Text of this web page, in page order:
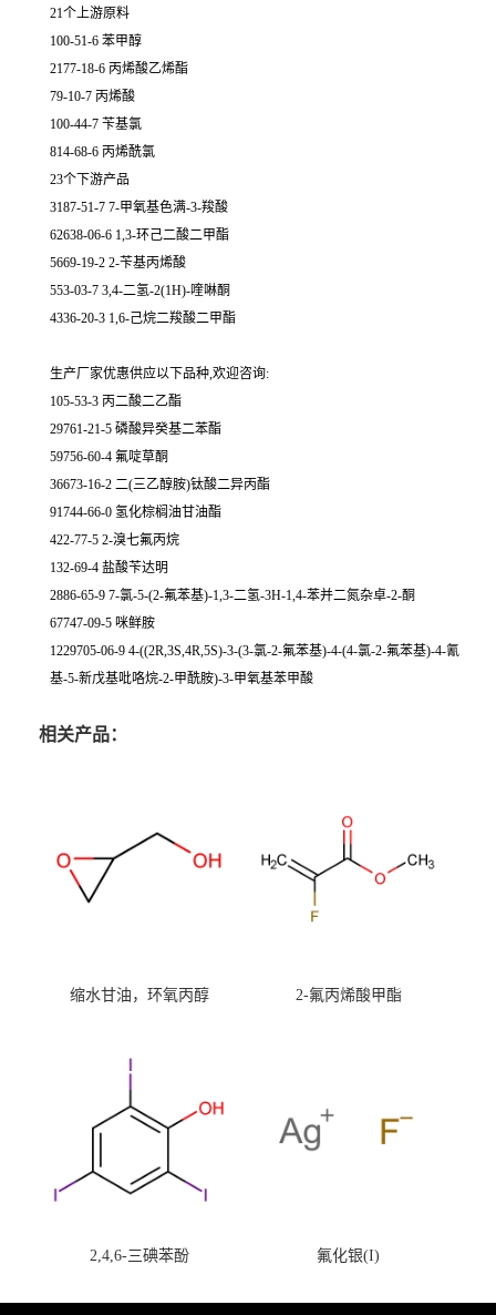
21个上游原料
100-51-6 苯甲醇
2177-18-6 丙烯酸乙烯酯
79-10-7 丙烯酸
100-44-7 苄基氯
814-68-6 丙烯酰氯
23个下游产品
3187-51-7 7-甲氧基色满-3-羧酸
62638-06-6 1,3-环己二酸二甲酯
5669-19-2 2-苄基丙烯酸
553-03-7 3,4-二氢-2(1H)-喹啉酮
4336-20-3 1,6-己烷二羧酸二甲酯
生产厂家优惠供应以下品种,欢迎咨询:
105-53-3 丙二酸二乙酯
29761-21-5 磷酸异癸基二苯酯
59756-60-4 氟啶草酮
36673-16-2 二(三乙醇胺)钛酸二异丙酯
91744-66-0 氢化棕榈油甘油酯
422-77-5 2-溴七氟丙烷
132-69-4 盐酸苄达明
2886-65-9 7-氯-5-(2-氟苯基)-1,3-二氢-3H-1,4-苯并二氮杂卓-2-酮
67747-09-5 咪鲜胺
1229705-06-9 4-((2R,3S,4R,5S)-3-(3-氯-2-氟苯基)-4-(4-氯-2-氟苯基)-4-氰
基-5-新戊基吡咯烷-2-甲酰胺)-3-甲氧基苯甲酸
相关产品：
缩水甘油，环氧丙醇 2-氟丙烯酸甲酯
2,4,6-三碘苯酚 氟化银(I)